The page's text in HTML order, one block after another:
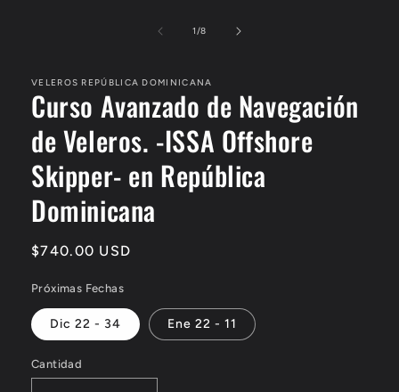
modal
1/de
8
VELEROS REPÚBLICA DOMINICANA
Curso Avanzado de Navegación
de Veleros. -ISSA Offshore
Skipper- en República
Dominicana
Precio
$740.00 USD
Próximas Fechas
Dic 22 - 34 Ene 22 - 11
Cantidad